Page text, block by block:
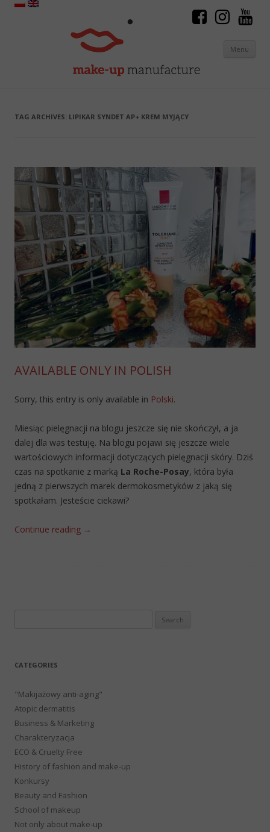
Menu
TAG ARCHIVES: LIPIKAR SYNDET AP+ KREM MYJĄCY
AVAILABLE ONLY IN POLISH
Sorry, this entry is only available in Polski.
Miesiąc pielęgnacji na blogu jeszcze się nie skończył, a ja
dalej dla was testuję. Na blogu pojawi się jeszcze wiele
wartościowych informacji dotyczących pielęgnacji skóry. Dziś
czas na spotkanie z marką La Roche-Posay, która była
jedną z pierwszych marek dermokosmetyków z jaką się
spotkałam. Jesteście ciekawi?
Continue reading →
CATEGORIES
"Makijażowy anti-aging"
Atopic dermatitis
Business & Marketing
Charakteryzacja
ECO & Cruelty Free
History of fashion and make-up
Konkursy
Beauty and Fashion
School of makeup
Not only about make-up